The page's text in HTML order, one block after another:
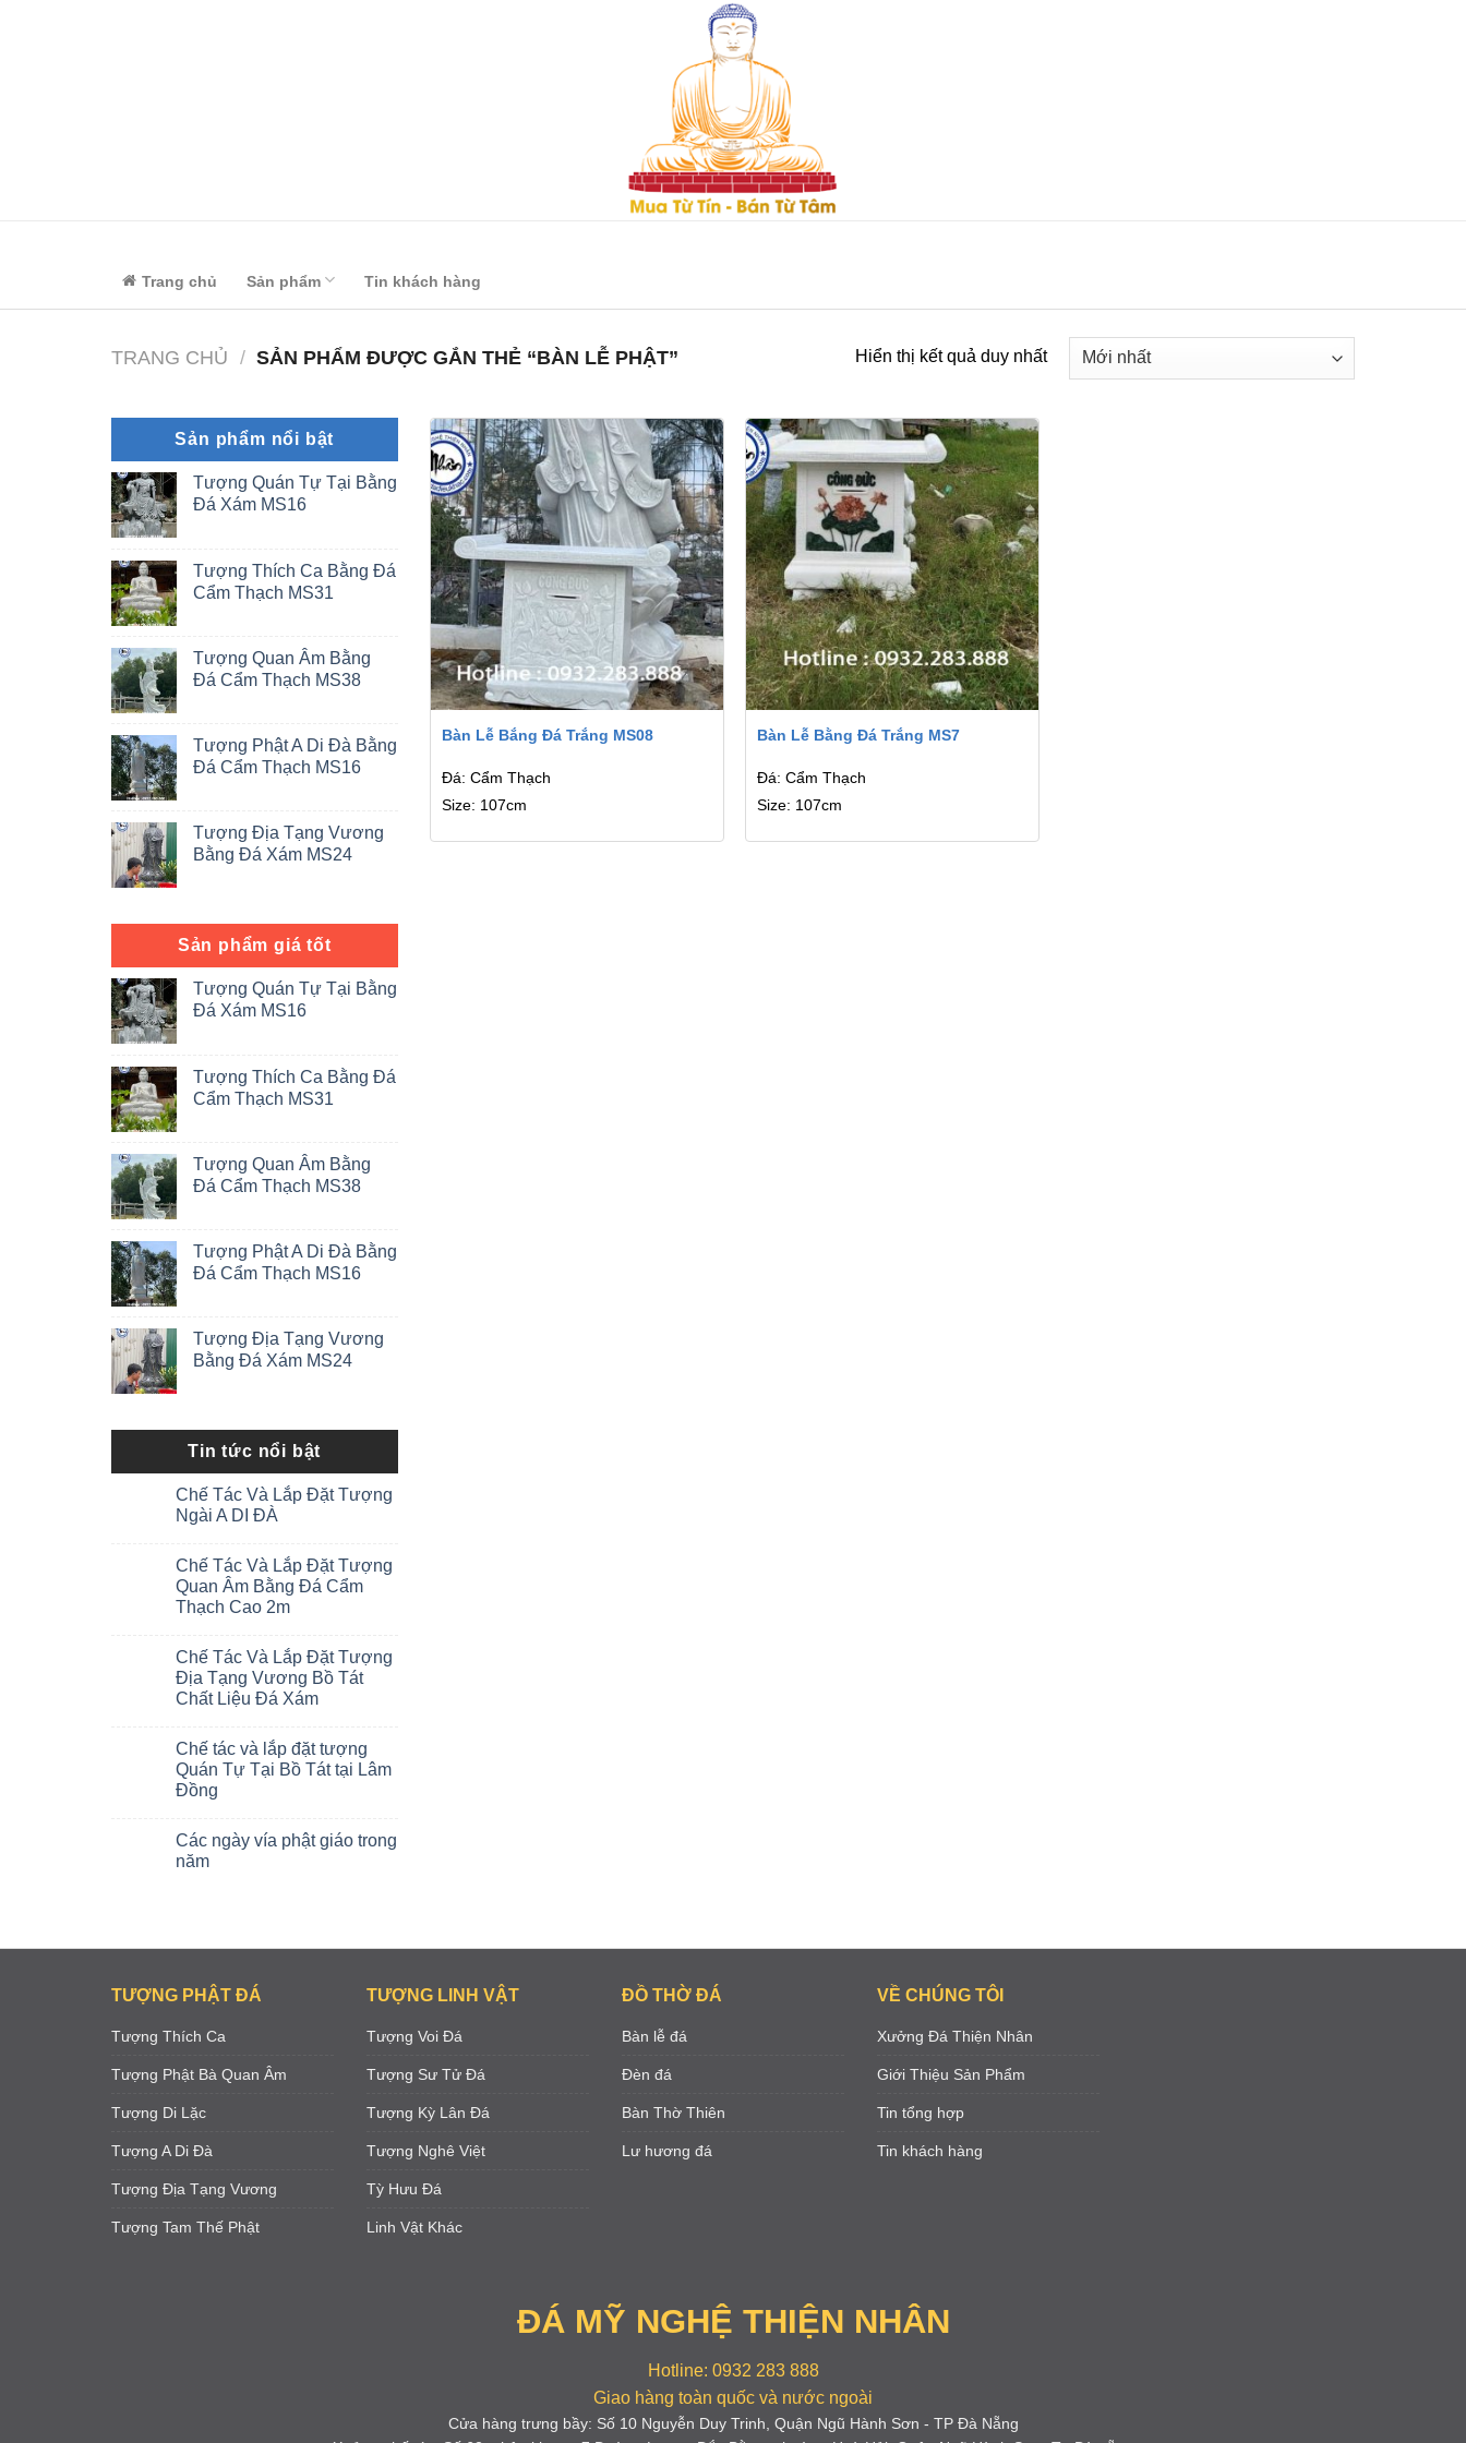
Trang chủ Sản phẩm Tin khách hàng
TRANG CHỦ / SẢN PHẨM ĐƯỢC GẮN THẺ “BÀN LỄ PHẬT” Hiển thị kết quả duy nhất
Sản phẩm nổi bật
Tượng Quán Tự Tại Bằng
Đá Xám MS16
Tượng Thích Ca Bằng Đá
Cẩm Thạch MS31
Tượng Quan Âm Bằng
Đá Cẩm Thạch MS38
Tượng Phật A Di Đà Bằng
Đá Cẩm Thạch MS16
Tượng Địa Tạng Vương
Bằng Đá Xám MS24
Sản phẩm giá tốt
Tượng Quán Tự Tại Bằng
Đá Xám MS16
Tượng Thích Ca Bằng Đá
Cẩm Thạch MS31
Tượng Quan Âm Bằng
Đá Cẩm Thạch MS38
Tượng Phật A Di Đà Bằng
Đá Cẩm Thạch MS16
Tượng Địa Tạng Vương
Bằng Đá Xám MS24
Tin tức nổi bật
Chế Tác Và Lắp Đặt Tượng
Ngài A DI ĐÀ
Chế Tác Và Lắp Đặt Tượng
Quan Âm Bằng Đá Cẩm
Thạch Cao 2m
Chế Tác Và Lắp Đặt Tượng
Địa Tạng Vương Bồ Tát
Chất Liệu Đá Xám
Chế tác và lắp đặt tượng
Quán Tự Tại Bồ Tát tại Lâm
Đồng
Các ngày vía phật giáo trong
năm
Bàn Lễ Bắng Đá Trắng MS08
Đá: Cẩm Thạch
Size: 107cm
Bàn Lễ Bằng Đá Trắng MS7
Đá: Cẩm Thạch
Size: 107cm
TƯỢNG PHẬT ĐÁ
Tượng Thích Ca
Tượng Phật Bà Quan Âm
Tượng Di Lặc
Tượng A Di Đà
Tượng Địa Tạng Vương
Tượng Tam Thế Phật
TƯỢNG LINH VẬT
Tượng Voi Đá
Tượng Sư Tử Đá
Tượng Kỳ Lân Đá
Tượng Nghê Việt
Tỳ Hưu Đá
Linh Vật Khác
ĐỒ THỜ ĐÁ
Bàn lễ đá
Đèn đá
Bàn Thờ Thiên
Lư hương đá
VỀ CHÚNG TÔI
Xưởng Đá Thiện Nhân
Giới Thiệu Sản Phẩm
Tin tổng hợp
Tin khách hàng
ĐÁ MỸ NGHỆ THIỆN NHÂN
Hotline: 0932 283 888
Giao hàng toàn quốc và nước ngoài
Cửa hàng trưng bầy: Số 10 Nguyễn Duy Trinh, Quận Ngũ Hành Sơn - TP Đà Nẵng